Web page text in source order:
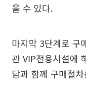
을 수 있다.
마지막 3단계로 구
관 VIP전용시설에
담과 함께 구매절